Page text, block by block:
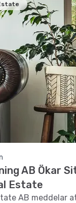
AB Ökar
Estate
AB meddelar